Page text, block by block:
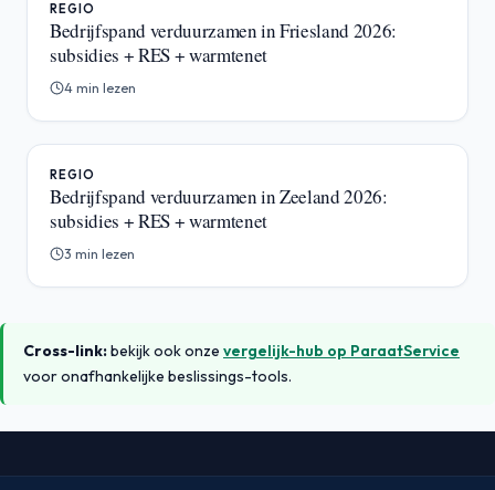
REGIO
Bedrijfspand verduurzamen in Friesland 2026:
subsidies + RES + warmtenet
4 min lezen
REGIO
Bedrijfspand verduurzamen in Zeeland 2026:
subsidies + RES + warmtenet
3 min lezen
Cross-link:bekijk ook onze vergelijk-hub op ParaatService
voor onafhankelijke beslissings-tools.